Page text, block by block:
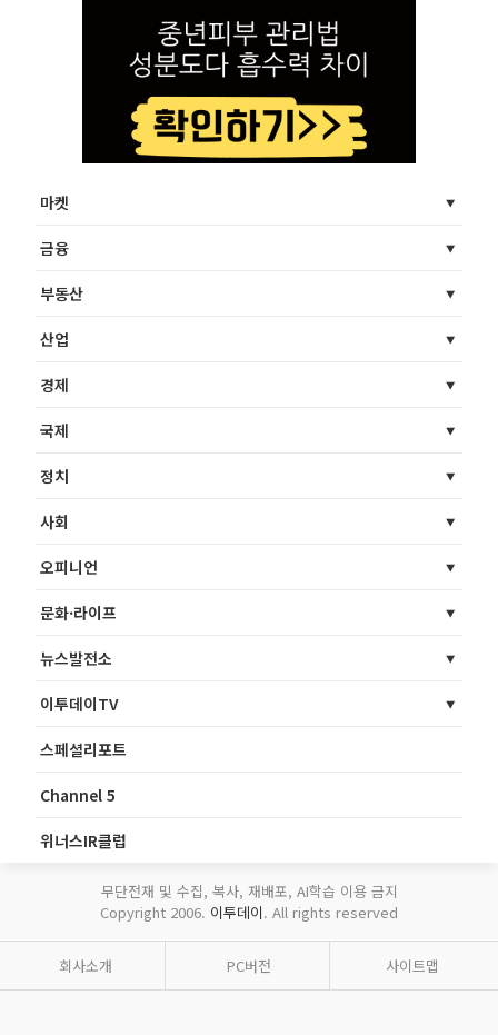
마켓
금융
부동산
산업
경제
국제
정치
사회
오피니언
문화·라이프
뉴스발전소
이투데이TV
스페셜리포트
Channel 5
위너스IR클럽
무단전재 및 수집, 복사, 재배포, AI학습 이용 금지
Copyright 2006. 이투데이. All rights reserved
회사소개 PC버전 사이트맵